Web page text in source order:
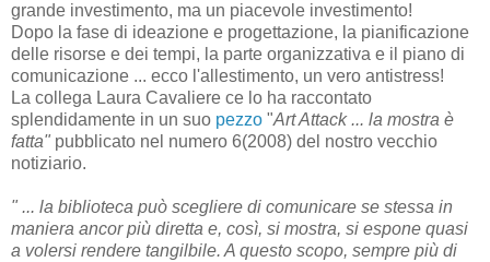
grande investimento, ma un piacevole investimento!
Dopo la fase di ideazione e progettazione, la pianificazione
delle risorse e dei tempi, la parte organizzativa e il piano di
comunicazione ... ecco l'allestimento, un vero antistress!
La collega Laura Cavaliere ce lo ha raccontato
splendidamente in un suo pezzo "Art Attack ... la mostra è
fatta" pubblicato nel numero 6(2008) del nostro vecchio
notiziario.
" ... la biblioteca può scegliere di comunicare se stessa in
maniera ancor più diretta e, così, si mostra, si espone quasi
a volersi rendere tangilbile. A questo scopo, sempre più di